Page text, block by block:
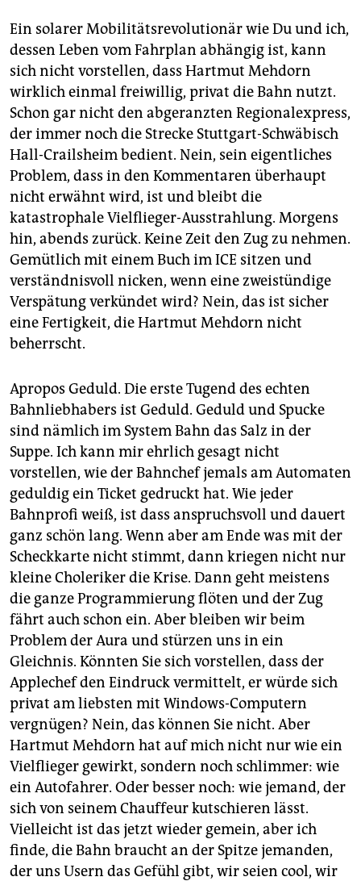
Ein solarer Mobilitätsrevolutionär wie Du und ich,
dessen Leben vom Fahrplan abhängig ist, kann
sich nicht vorstellen, dass Hartmut Mehdorn
wirklich einmal freiwillig, privat die Bahn nutzt.
Schon gar nicht den abgeranzten Regionalexpress,
der immer noch die Strecke Stuttgart-Schwäbisch
Hall-Crailsheim bedient. Nein, sein eigentliches
Problem, dass in den Kommentaren überhaupt
nicht erwähnt wird, ist und bleibt die
katastrophale Vielflieger-Ausstrahlung. Morgens
hin, abends zurück. Keine Zeit den Zug zu nehmen.
Gemütlich mit einem Buch im ICE sitzen und
verständnisvoll nicken, wenn eine zweistündige
Verspätung verkündet wird? Nein, das ist sicher
eine Fertigkeit, die Hartmut Mehdorn nicht
beherrscht.
Apropos Geduld. Die erste Tugend des echten
Bahnliebhabers ist Geduld. Geduld und Spucke
sind nämlich im System Bahn das Salz in der
Suppe. Ich kann mir ehrlich gesagt nicht
vorstellen, wie der Bahnchef jemals am Automaten
geduldig ein Ticket gedruckt hat. Wie jeder
Bahnprofi weiß, ist dass anspruchsvoll und dauert
ganz schön lang. Wenn aber am Ende was mit der
Scheckkarte nicht stimmt, dann kriegen nicht nur
kleine Choleriker die Krise. Dann geht meistens
die ganze Programmierung flöten und der Zug
fährt auch schon ein. Aber bleiben wir beim
Problem der Aura und stürzen uns in ein
Gleichnis. Könnten Sie sich vorstellen, dass der
Applechef den Eindruck vermittelt, er würde sich
privat am liebsten mit Windows-Computern
vergnügen? Nein, das können Sie nicht. Aber
Hartmut Mehdorn hat auf mich nicht nur wie ein
Vielflieger gewirkt, sondern noch schlimmer: wie
ein Autofahrer. Oder besser noch: wie jemand, der
sich von seinem Chauffeur kutschieren lässt.
Vielleicht ist das jetzt wieder gemein, aber ich
finde, die Bahn braucht an der Spitze jemanden,
der uns Usern das Gefühl gibt, wir seien cool, wir